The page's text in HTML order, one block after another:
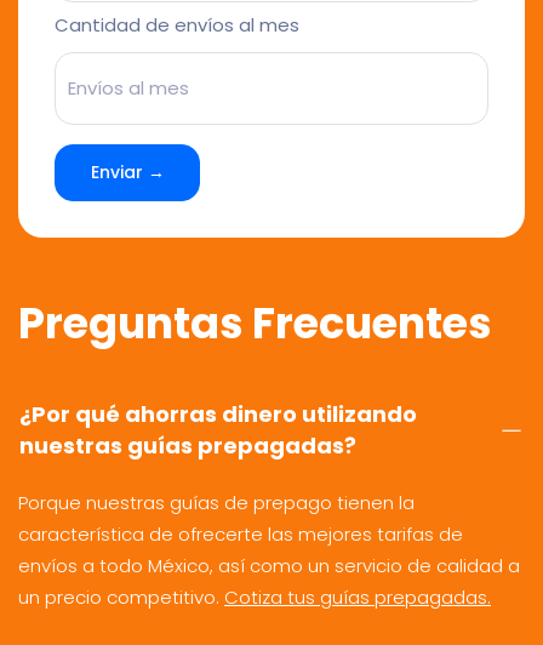
Cantidad de envíos al mes
Enviar →
Preguntas Frecuentes
¿Por qué ahorras dinero utilizando
nuestras guías prepagadas?
Porque nuestras guías de prepago tienen la
característica de ofrecerte las mejores tarifas de
envíos a todo México, así como un servicio de calidad a
un precio competitivo. Cotiza tus guías prepagadas.